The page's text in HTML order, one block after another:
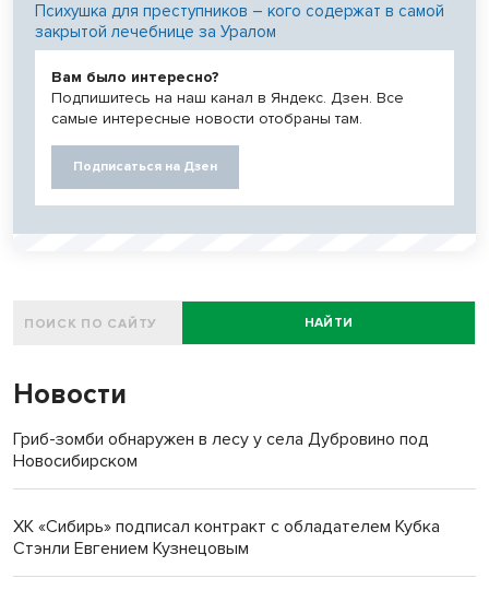
Психушка для преступников – кого содержат в самой
закрытой лечебнице за Уралом
Вам было интересно?
Подпишитесь на наш канал в Яндекс. Дзен. Все
самые интересные новости отобраны там.
Подписаться на Дзен
НАЙТИ
Новости
Гриб-зомби обнаружен в лесу у села Дубровино под
Новосибирском
ХК «Сибирь» подписал контракт с обладателем Кубка
Стэнли Евгением Кузнецовым